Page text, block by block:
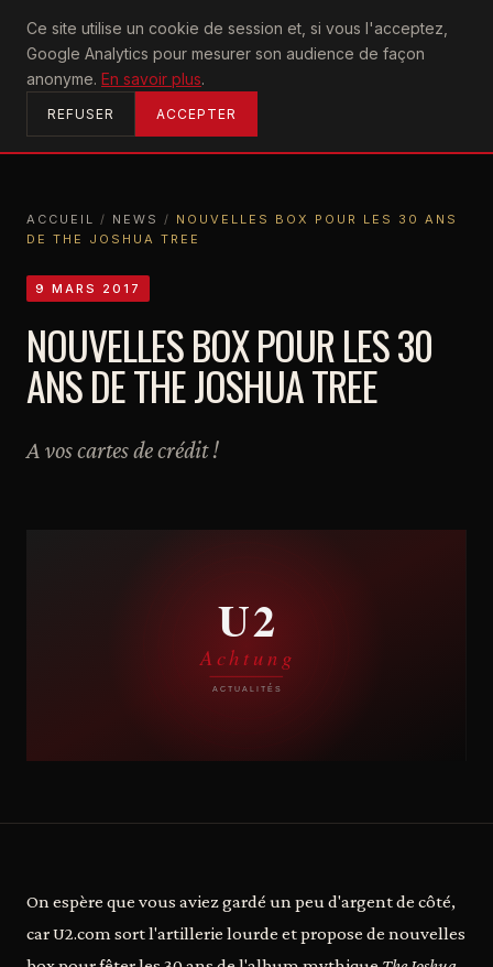
Ce site utilise un cookie de session et, si vous l'acceptez,
Google Analytics pour mesurer son audience de façon
anonyme. En savoir plus.
REFUSER ACCEPTER
U2achtung
ACCUEIL
ACCUEIL / NEWS / NOUVELLES BOX POUR LES 30 ANS
DE THE JOSHUA TREE
9 MARS 2017
NOUVELLES BOX POUR LES 30
ANS DE THE JOSHUA TREE
A vos cartes de crédit !
On espère que vous aviez gardé un peu d'argent de côté,
car U2.com sort l'artillerie lourde et propose de nouvelles